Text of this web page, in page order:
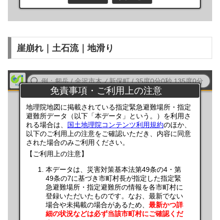
崖崩れ｜土石流｜地滑り